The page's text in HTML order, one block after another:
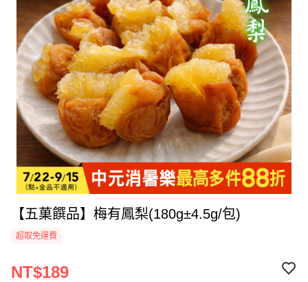
【五菓饌品】梅有鳳梨(180g±4.5g/包)
超取免運費
NT$189